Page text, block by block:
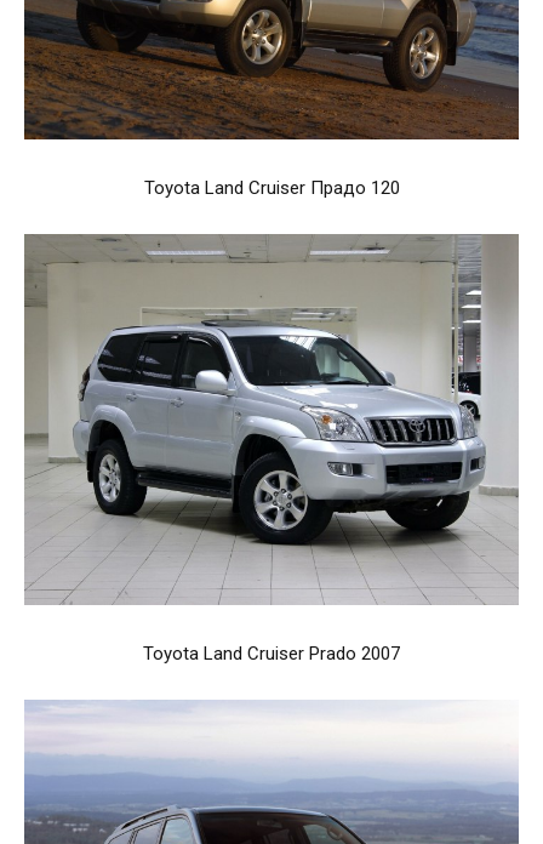
Toyota Land Cruiser Прадо 120
Toyota Land Cruiser Prado 2007